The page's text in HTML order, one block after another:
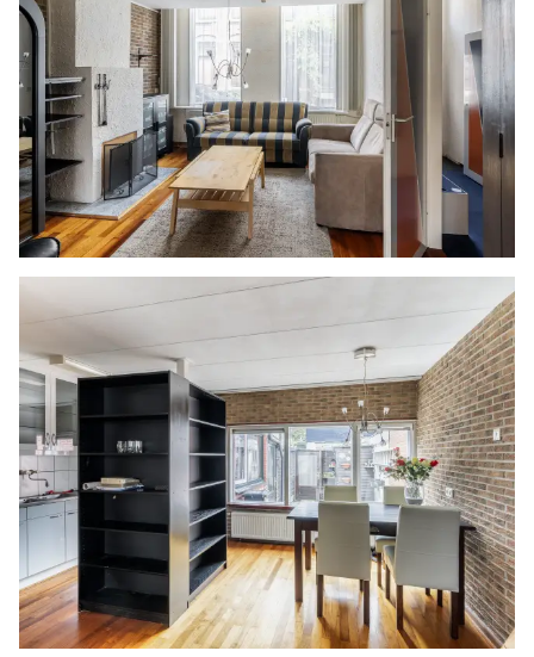
spots en de wanden zijn afwisselend afgewerkt.
Daarnaast is er een vaste kast met
louvredeurtjes.
De volledig betegelde badkamer met een
parketvloer is compleet uitgerust met een ligbad,
een douchecabine, een toilet en een
wastafelmeubel. Er is een raam richting de
overloop en er zijn twee vaste kasten aanwezig.
Verder is er in een schuine kap een dakraam
geplaatst.
BIJZONDERHEDEN
- Volledig voorzien van houten kozijnen met
dubbel glas
- Achterzijde is voorzien van een waterkraantje
- Ruime berging
- Achteruitgang
- Cv-ketel
- Gelegen op eeuwigdurende erfpacht grond, €
7,17 per jaar